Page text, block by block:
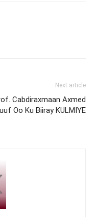
Next article
Cabdiraxmaan Axmed
Oo Ku Biiray KULMIYE